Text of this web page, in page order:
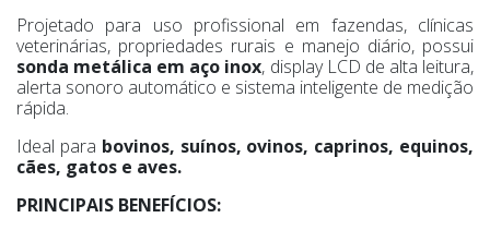
Projetado para uso profissional em fazendas, clínicas
veterinárias, propriedades rurais e manejo diário, possui
sonda metálica em aço inox, display LCD de alta leitura,
alerta sonoro automático e sistema inteligente de medição
rápida.
Ideal para bovinos, suínos, ovinos, caprinos, equinos,
cães, gatos e aves.
PRINCIPAIS BENEFÍCIOS: